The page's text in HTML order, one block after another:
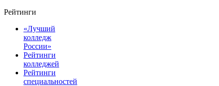
Рейтинги
«Лучший
колледж
России»
Рейтинги
колледжей
Рейтинги
специальностей